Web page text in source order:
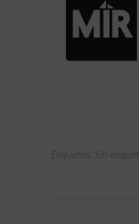
Etiquetas: Sin